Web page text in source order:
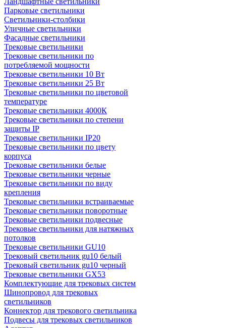
Парковые светильники
Светильники-столбики
Уличные светильники
Фасадные светильники
Трековые светильники
Трековые светильники по
потребляемой мощности
Трековые светильники 10 Вт
Трековые светильники 25 Вт
Трековые светильники по цветовой
температуре
Трековые светильники 4000К
Трековые светильники по степени
защиты IP
Трековые светильники IP20
Трековые светильники по цвету
корпуса
Трековые светильники белые
Трековые светильники черные
Трековые светильники по виду
крепления
Трековые светильники встраиваемые
Трековые светильники поворотные
Трековые светильники подвесные
Трековые светильники для натяжных
потолков
Трековые светильники GU10
Трековый светильник gu10 белый
Трековый светильник gu10 черный
Трековые светильники GX53
Комплектующие для трековых систем
Шинопровод для трековых
светильников
Коннектор для трекового светильника
Подвесы для трековых светильников